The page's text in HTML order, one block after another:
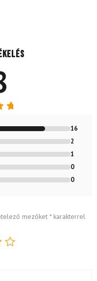
16
2
1
0
0
mezőket *karakterrel